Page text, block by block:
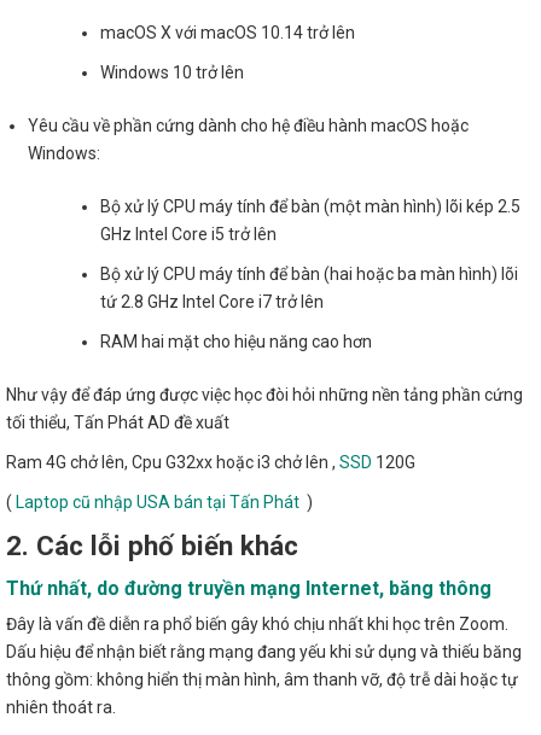
macOS X với macOS 10.14 trở lên
Windows 10 trở lên
Yêu cầu về phần cứng dành cho hệ điều hành macOS hoặc
Windows:
Bộ xử lý CPU máy tính để bàn (một màn hình) lõi kép 2.5
GHz Intel Core i5 trở lên
Bộ xử lý CPU máy tính để bàn (hai hoặc ba màn hình) lõi
tứ 2.8 GHz Intel Core i7 trở lên
RAM hai mặt cho hiệu năng cao hơn
Như vậy để đáp ứng được việc học đòi hỏi những nền tảng phần cứng
tối thiểu, Tấn Phát AD đề xuất
Ram 4G chở lên, Cpu G32xx hoặc i3 chở lên , SSD 120G
( Laptop cũ nhập USA bán tại Tấn Phát )
2. Các lỗi phố biến khác
Thứ nhất, do đường truyền mạng Internet, băng thông
Đây là vấn đề diễn ra phổ biến gây khó chịu nhất khi học trên Zoom.
Dấu hiệu để nhận biết rằng mạng đang yếu khi sử dụng và thiếu băng
thông gồm: không hiển thị màn hình, âm thanh vỡ, độ trễ dài hoặc tự
nhiên thoát ra.